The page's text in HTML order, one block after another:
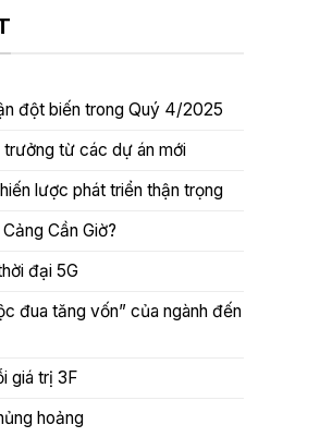
đột biến trong Quý 4/2025
từ các dự án mới
lược phát triển thận trọng
Cần Giờ?
đại 5G
đua tăng vốn” của ngành đến
giá trị 3F
hoảng